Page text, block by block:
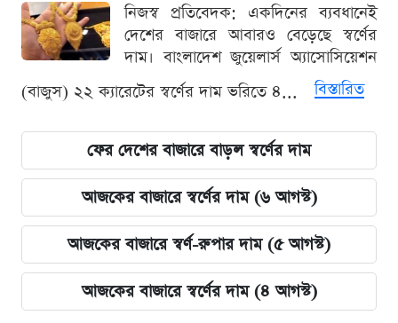
নিজস্ব প্রতিবেদক: একদিনের ব্যবধানেই
দেশের বাজারে আবারও বেড়েছে স্বর্ণের
দাম। বাংলাদেশ জুয়েলার্স অ্যাসোসিয়েশন
(বাজুস) ২২ ক্যারেটের স্বর্ণের দাম ভরিতে ৪...
বিস্তারিত
ফের দেশের বাজারে বাড়ল স্বর্ণের দাম
আজকের বাজারে স্বর্ণের দাম (৬ আগস্ট)
আজকের বাজারে স্বর্ণ-রুপার দাম (৫ আগস্ট)
আজকের বাজারে স্বর্ণের দাম (৪ আগস্ট)